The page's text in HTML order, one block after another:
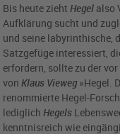
Bis heute zieht Hegel also
Aufklärung sucht und
und seine labyrinthische,
Satzgefüge interessiert,
erfordern, sollte zu der
vonKlaus Vieweg»Hegel.
renommierte Hegel-
lediglich Hegels
kenntnisreich wie